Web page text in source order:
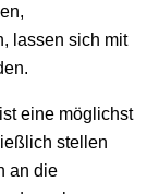
lassen sich mit
eine möglichst
stellen
an die